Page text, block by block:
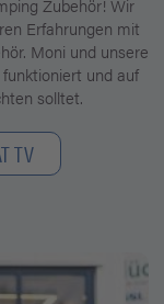
Zubehör! Wir
Erfahrungen mit
Moni und unsere
und auf
solltet.
TV